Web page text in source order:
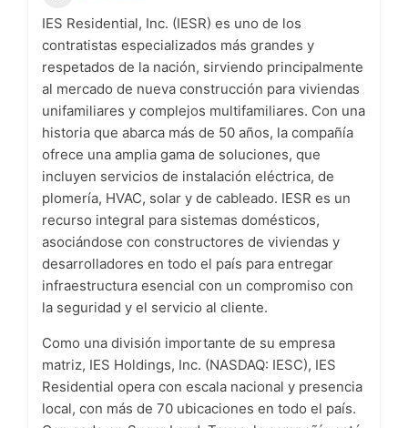
IES Residential, Inc. (IESR) es uno de los
contratistas especializados más grandes y
respetados de la nación, sirviendo principalmente
al mercado de nueva construcción para viviendas
unifamiliares y complejos multifamiliares. Con una
historia que abarca más de 50 años, la compañía
ofrece una amplia gama de soluciones, que
incluyen servicios de instalación eléctrica, de
plomería, HVAC, solar y de cableado. IESR es un
recurso integral para sistemas domésticos,
asociándose con constructores de viviendas y
desarrolladores en todo el país para entregar
infraestructura esencial con un compromiso con
la seguridad y el servicio al cliente.
Como una división importante de su empresa
matriz, IES Holdings, Inc. (NASDAQ: IESC), IES
Residential opera con escala nacional y presencia
local, con más de 70 ubicaciones en todo el país.